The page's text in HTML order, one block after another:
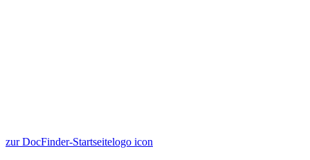
zur DocFinder-Startseitelogo icon